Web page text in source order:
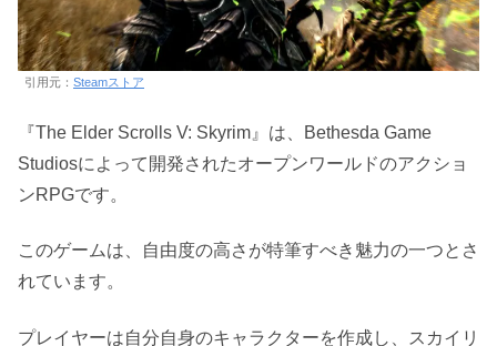
引用元： Steamストア
『The Elder Scrolls V: Skyrim』は、Bethesda Game
Studiosによって開発されたオープンワールドのアクショ
ンRPGです。
このゲームは、自由度の高さが特筆すべき魅力の一つとさ
れています。
プレイヤーは自分自身のキャラクターを作成し、スカイリ